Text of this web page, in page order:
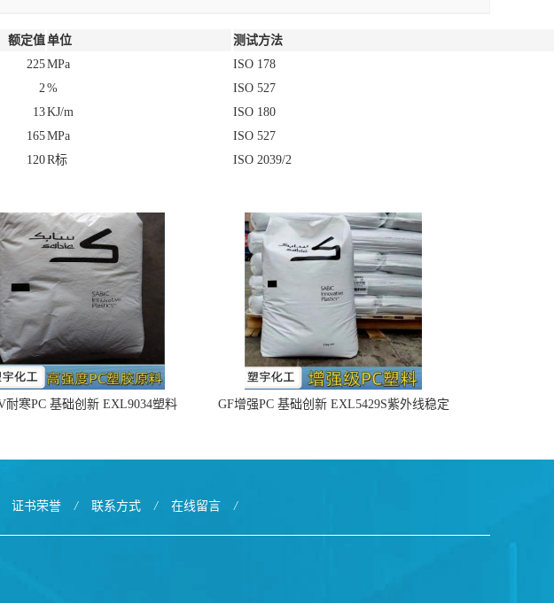
额定值单位
测试方法
225MPa
ISO 178
2%
ISO 527
13KJ/m
ISO 180
165MPa
ISO 527
120R标 ISO 2039/2
耐寒PC 基础创新 EXL9034塑料
GF增强PC 基础创新 EXL5429S紫外线稳定
证书荣誉 / 联系方式 / 在线留言 /